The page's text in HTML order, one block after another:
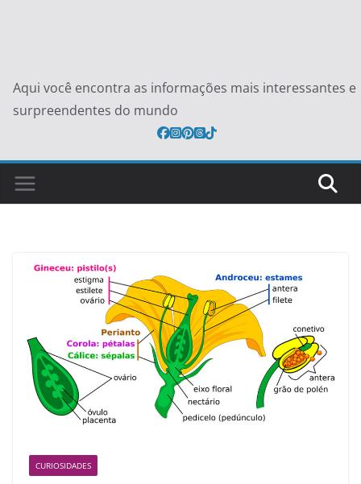
Aqui você encontra as informações mais interessantes e
surpreendentes do mundo
CURIOSIDADES